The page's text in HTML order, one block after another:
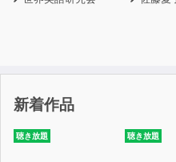
本作は、ビジネスのプロフ
今まで、“ハードルが高い”
かった方にこそ、聴いてほ
新着作品
聴き放題 聴き放題